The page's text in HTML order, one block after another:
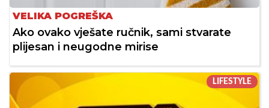
VELIKA POGREŠKA
Ako ovako vješate ručnik, sami stvarate
plijesan i neugodne mirise
LIFESTYLE